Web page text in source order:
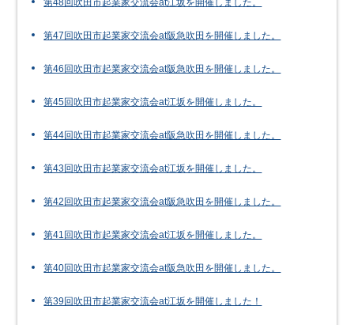
第48回吹田市起業家交流会at江坂を開催しました。
第47回吹田市起業家交流会at阪急吹田を開催しました。
第46回吹田市起業家交流会at阪急吹田を開催しました。
第45回吹田市起業家交流会at江坂を開催しました。
第44回吹田市起業家交流会at阪急吹田を開催しました。
第43回吹田市起業家交流会at江坂を開催しました。
第42回吹田市起業家交流会at阪急吹田を開催しました。
第41回吹田市起業家交流会at江坂を開催しました。
第40回吹田市起業家交流会at阪急吹田を開催しました。
第39回吹田市起業家交流会at江坂を開催しました！